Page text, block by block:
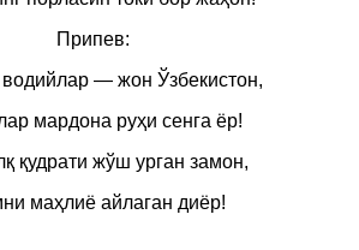
Припев:
— жон Ўзбекистон,
мардона руҳи сенга ёр!
қудрати жўш урган замон,
маҳлиё айлаган диёр!